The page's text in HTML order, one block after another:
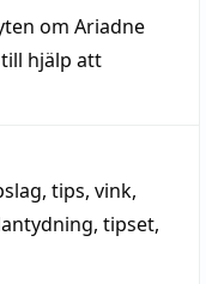
om Ariadne
hjälp att
, tips, vink,
tipset,